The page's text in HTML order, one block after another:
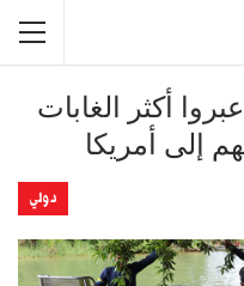
طفل عبروا أكثر الغابات
إلى أمريكا
دولي